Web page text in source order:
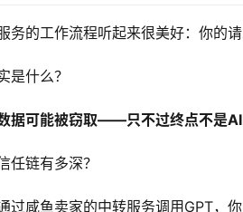
务的工作流程听起来很美好：你的
是什么？
据可能被窃取——只不过终点不是AI
任链有多深？
过咸鱼卖家的中转服务调用GPT，